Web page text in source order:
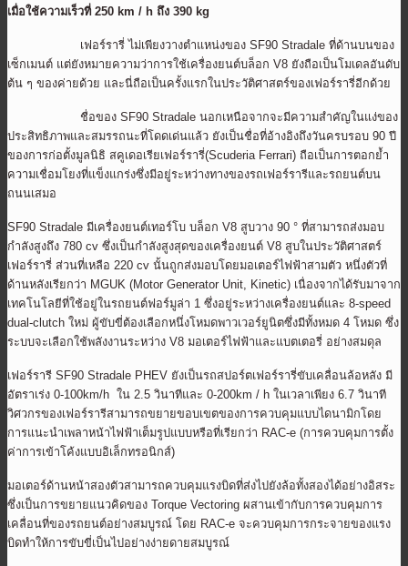
เมื่อใช้ความเร็วที่ 250 km / h ถึง 390 kg
เฟอร์รารี่ ไม่เพียงวางตำแหน่งของ SF90 Stradale ที่ด้านบนของ
เซ็กเมนต์ แต่ยังหมายความว่าการใช้เครื่องยนต์บล็อก V8 ยังถือเป็นโมเดลอันดับ
ต้น ๆ ของค่ายด้วย และนี่ถือเป็นครั้งแรกในประวัติศาสตร์ของเฟอร์รารี่อีกด้วย
ชื่อของ SF90 Stradale นอกเหนือจากจะมีความสำคัญในแง่ของ
ประสิทธิภาพและสมรรถนะที่โดดเด่นแล้ว ยังเป็นชื่อที่อ้างอิงถึงวันครบรอบ 90 ปี
ของการก่อตั้งมูลนิธิ สคูเดอเรียเฟอร์รารี่(Scuderia Ferrari) ถือเป็นการตอกย้ำ
ความเชื่อมโยงที่แข็งแกร่งซึ่งมีอยู่ระหว่างทางของรถเฟอร์รารีและรถยนต์บน
ถนนเสมอ
SF90 Stradale มีเครื่องยนต์เทอร์โบ บล็อก V8 สูบวาง 90 ° ที่สามารถส่งมอบ
กำลังสูงถึง 780 cv ซึ่งเป็นกำลังสูงสุดของเครื่องยนต์ V8 สูบในประวัติศาสตร์
เฟอร์รารี่ ส่วนที่เหลือ 220 cv นั้นถูกส่งมอบโดยมอเตอร์ไฟฟ้าสามตัว หนึ่งตัวที่
ด้านหลังเรียกว่า MGUK (Motor Generator Unit, Kinetic) เนื่องจากได้รับมาจาก
เทคโนโลยีที่ใช้อยู่ในรถยนต์ฟอร์มูล่า 1 ซึ่งอยู่ระหว่างเครื่องยนต์และ 8-speed
dual-clutch ใหม่ ผู้ขับขี่ต้องเลือกหนึ่งโหมดพาวเวอร์ยูนิตซึ่งมีทั้งหมด 4 โหมด ซึ่ง
ระบบจะเลือกใช้พลังงานระหว่าง V8 มอเตอร์ไฟฟ้าและแบตเตอรี่ อย่างสมดุล
เฟอร์รารี SF90 Stradale PHEV ยังเป็นรถสปอร์ตเฟอร์รารี่ขับเคลื่อนล้อหลัง มี
อัตราเร่ง 0-100km/h ใน 2.5 วินาทีและ 0-200km / h ในเวลาเพียง 6.7 วินาที
วิศวกรของเฟอร์รารีสามารถขยายขอบเขตของการควบคุมแบบไดนามิกโดย
การแนะนำเพลาหน้าไฟฟ้าเต็มรูปแบบหรือที่เรียกว่า RAC-e (การควบคุมการตั้ง
ค่าการเข้าโค้งแบบอิเล็กทรอนิกส์)
มอเตอร์ด้านหน้าสองตัวสามารถควบคุมแรงบิดที่ส่งไปยังล้อทั้งสองได้อย่างอิสระ
ซึ่งเป็นการขยายแนวคิดของ Torque Vectoring ผสานเข้ากับการควบคุมการ
เคลื่อนที่ของรถยนต์อย่างสมบูรณ์ โดย RAC-e จะควบคุมการกระจายของแรง
บิดทำให้การขับขี่เป็นไปอย่างง่ายดายสมบูรณ์